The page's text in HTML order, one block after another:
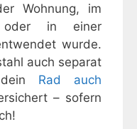
Wohnung, im
oder in einer
wurde.
auch separat
Rad auch
– sofern